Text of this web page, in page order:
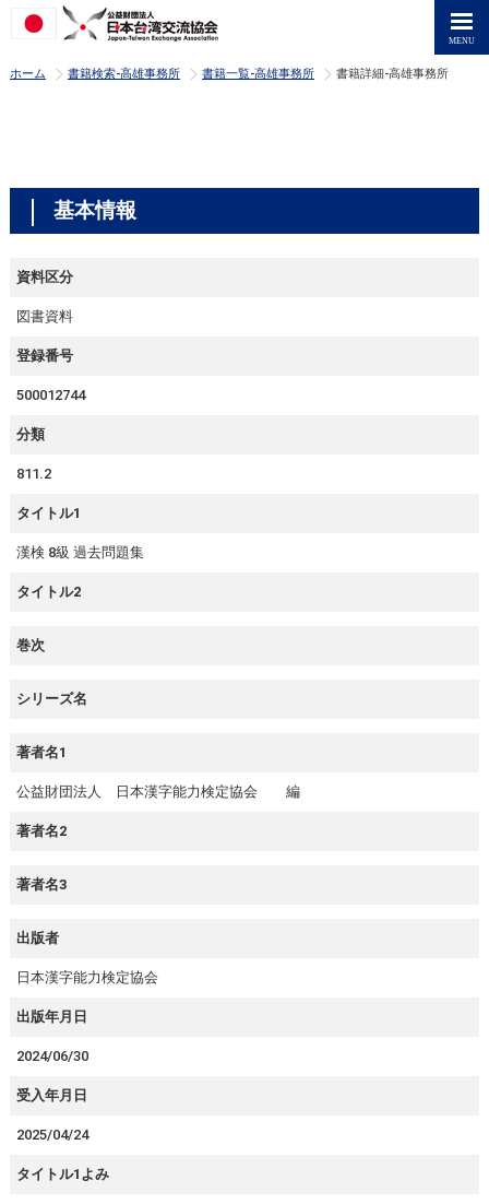
ホーム >
書籍検索-高雄事務所 >
書籍一覧-高雄事務所 >
書籍詳細-高雄事務所
基本情報
資料区分
図書資料
登録番号
500012744
分類
811.2
タイトル1
漢検 8級 過去問題集
タイトル2
巻次
シリーズ名
著者名1
公益財団法人 日本漢字能力検定協会 編
著者名2
著者名3
出版者
日本漢字能力検定協会
出版年月日
2024/06/30
受入年月日
2025/04/24
タイトル1よみ